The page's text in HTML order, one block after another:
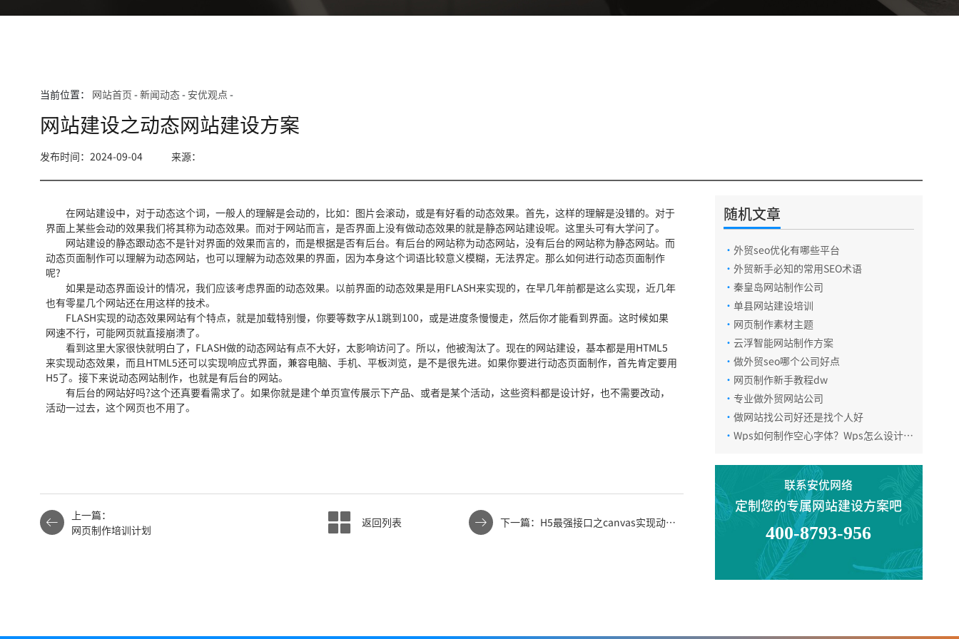
当前位置： 网站首页 -新闻动态- 安优观点 -
网站建设之动态网站建设方案
发布时间：2024-09-04 来源：
在网站建设中，对于动态这个词，一般人的理解是会动的，比如：图片会滚动，或是有好看的动态效果。首先，这样的理解是没错的。对于
界面上某些会动的效果我们将其称为动态效果。而对于网站而言，是否界面上没有做动态效果的就是静态网站建设呢。这里头可有大学问了。
网站建设的静态跟动态不是针对界面的效果而言的，而是根据是否有后台。有后台的网站称为动态网站，没有后台的网站称为静态网站。而
动态页面制作可以理解为动态网站，也可以理解为动态效果的界面，因为本身这个词语比较意义模糊，无法界定。那么如何进行动态页面制作
呢?
如果是动态界面设计的情况，我们应该考虑界面的动态效果。以前界面的动态效果是用FLASH来实现的，在早几年前都是这么实现，近几年
也有零星几个网站还在用这样的技术。
FLASH实现的动态效果网站有个特点，就是加载特别慢，你要等数字从1跳到100，或是进度条慢慢走，然后你才能看到界面。这时候如果
网速不行，可能网页就直接崩溃了。
看到这里大家很快就明白了，FLASH做的动态网站有点不大好，太影响访问了。所以，他被淘汰了。现在的网站建设，基本都是用HTML5
来实现动态效果，而且HTML5还可以实现响应式界面，兼容电脑、手机、平板浏览，是不是很先进。如果你要进行动态页面制作，首先肯定要用
H5了。接下来说动态网站制作，也就是有后台的网站。
有后台的网站好吗?这个还真要看需求了。如果你就是建个单页宣传展示下产品、或者是某个活动，这些资料都是设计好，也不需要改动，
活动一过去，这个网页也不用了。
上一篇：
网页制作培训计划
返回列表
下一篇：H5最强接口之canvas实现动态
随机文章
· 外贸seo优化有哪些平台
· 外贸新手必知的常用SEO术语
· 秦皇岛网站制作公司
· 单县网站建设培训
· 网页制作素材主题
· 云浮智能网站制作方案
· 做外贸seo哪个公司好点
· 网页制作新手教程dw
· 专业做外贸网站公司
· 做网站找公司好还是找个人好
· Wps如何制作空心字体？Wps怎么设计圆
联系安优网络
定制您的专属网站建设方案吧
400-8793-956